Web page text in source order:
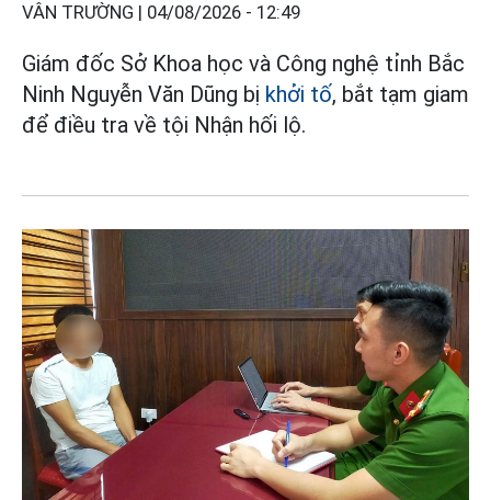
VÂN TRƯỜNG | 04/08/2026 - 12:49
Giám đốc Sở Khoa học và Công nghệ tỉnh Bắc
Ninh Nguyễn Văn Dũng bị khởi tố, bắt tạm giam
để điều tra về tội Nhận hối lộ.